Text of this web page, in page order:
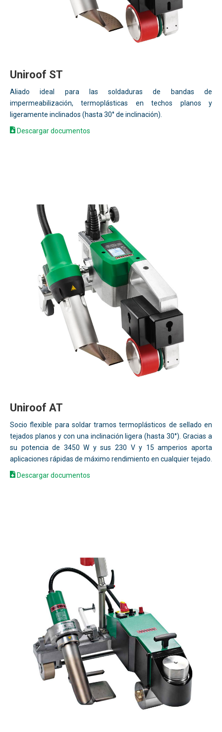
Uniroof ST
Aliado ideal para las soldaduras de bandas de
impermeabilización, termoplásticas en techos planos y
ligeramente inclinados (hasta 30° de inclinación).
Descargar documentos
Uniroof AT
Socio flexible para soldar tramos termoplásticos de sellado en
tejados planos y con una inclinación ligera (hasta 30°). Gracias a
su potencia de 3450 W y sus 230 V y 15 amperios aporta
aplicaciones rápidas de máximo rendimiento en cualquier tejado.
Descargar documentos